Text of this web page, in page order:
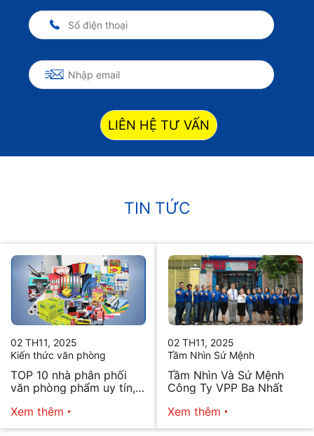
LIÊN HỆ TƯ VẤN
TIN TỨC
02 TH11, 2025
Kiến thức văn phòng
TOP 10 nhà phân phối
văn phòng phẩm uy tín,
Xem thêm
02 TH11, 2025
Tầm Nhìn Sứ Mệnh
Tầm Nhìn Và Sứ Mệnh
Công Ty VPP Ba Nhất
Xem thêm